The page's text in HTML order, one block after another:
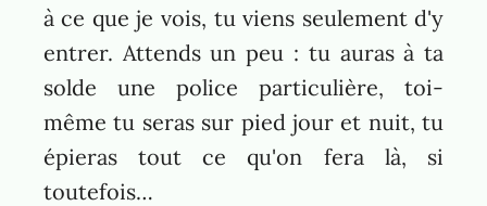
à ce que je vois, tu viens seulement d'y
entrer. Attends un peu : tu auras à ta
solde une police particulière, toi-
même tu seras sur pied jour et nuit, tu
épieras tout ce qu'on fera là, si
toutefois…